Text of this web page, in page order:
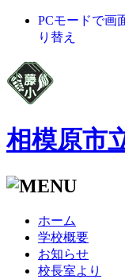
PCモードで画
り替え
相模原市
ホーム
学校概要
お知らせ
校長室より